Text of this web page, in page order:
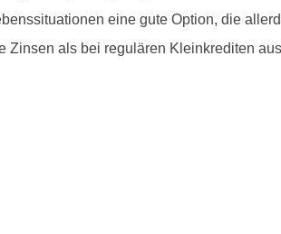
eine gute Option, die
Zinsen als bei regulären Kleinkrediten